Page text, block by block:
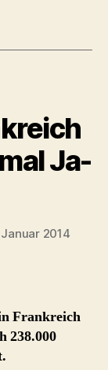
Ja-
2014
Frankreich
238.000